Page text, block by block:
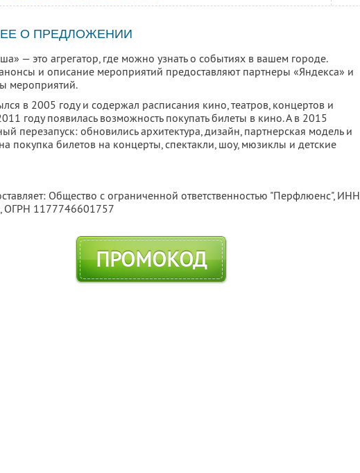
О ПРЕДЛОЖЕНИИ
— это агрегатор, где можно узнать о событиях в вашем городе.
и описание мероприятий предоставляют партнеры «Яндекса» и
мероприятий.
в 2005 году и содержал расписания кино, театров, концертов и
году появилась возможность покупать билеты в кино. А в 2015
перезапуск: обновились архитектура, дизайн, партнерская модель и
покупка билетов на концерты, спектакли, шоу, мюзиклы и детские
Общество с ограниченной ответственностью "Перфлюенс", ИНН
, ОГРН 1177746601757
ПРОМОКОД